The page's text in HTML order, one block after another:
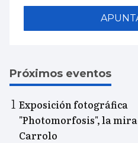
Próximos eventos
Exposición fotográfica
"Photomorfosis", la
Carrolo